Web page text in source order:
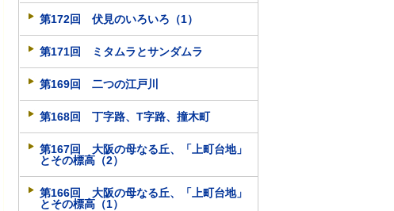
第172回 伏見のいろいろ（1）
第171回 ミタムラとサンダムラ
第169回 二つの江戸川
第168回 丁字路、T字路、撞木町
第167回 大阪の母なる丘、「上町台地」
とその標高（2）
第166回 大阪の母なる丘、「上町台地」
とその標高（1）